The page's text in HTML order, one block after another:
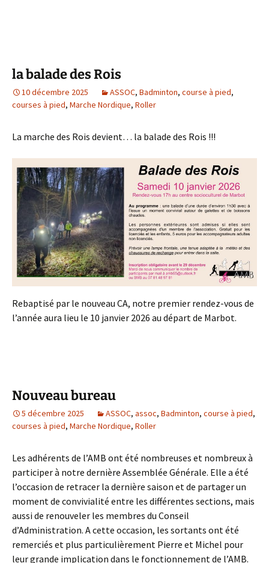
la balade des Rois
10 décembre 2025 ASSOC, Badminton, course à pied,
courses à pied, Marche Nordique, Roller
La marche des Rois devient… la balade des Rois !!!
Rebaptisé par le nouveau CA, notre premier rendez-vous de
l’année aura lieu le 10 janvier 2026 au départ de Marbot.
Nouveau bureau
5 décembre 2025 ASSOC, assoc, Badminton, course à pied,
courses à pied, Marche Nordique, Roller
Les adhérents de l’AMB ont été nombreuses et nombreux à
participer à notre dernière Assemblée Générale. Elle a été
l’occasion de retracer la dernière saison et de partager un
moment de convivialité entre les différentes sections, mais
aussi de renouveler les membres du Conseil
d’Administration. A cette occasion, les sortants ont été
remerciés et plus particulièrement Pierre et Michel pour
leur grande implication dans le fonctionnement de l’AMB.